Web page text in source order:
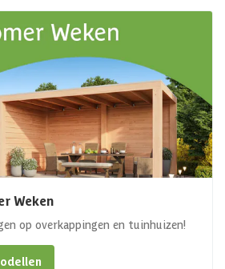
Weken
op overkappingen en tuinhuizen!